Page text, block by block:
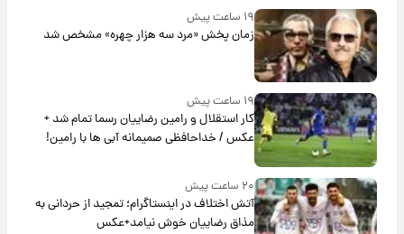
۱۹ ساعت پیش
زمان پخش «مرد سه هزار چهره» مشخص شد
۱۹ ساعت پیش
کار استقلال و رامین رضاییان رسما تمام شد +
عکس / خداحافظی صمیمانه آبی ها با رامین!
۲۰ ساعت پیش
آتش اختلاف در اینستاگرام؛ تمجید از حردانی به
مذاق رضاییان خوش نیامد+عکس